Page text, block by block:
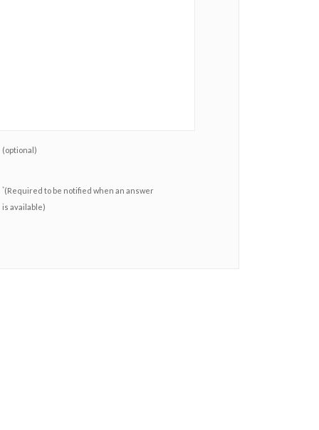
(optional)
*(Required to be notified when an answer
is available)